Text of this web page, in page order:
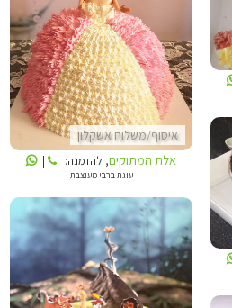
איסוף/משלוח אשקלון
אלת המתוקים
אלת המתוקים, להזמנה: |
עוגת ברבי מעוצבת